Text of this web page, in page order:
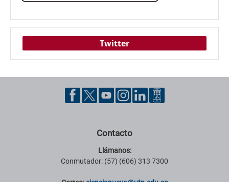
Twitter
Contacto
Llámanos:
Conmutador: (57) (606) 313 7300